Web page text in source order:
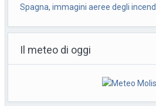
India, lascia il ministro
Roma, 25 lug.
Giornalista ucciso a Eboli, fermato